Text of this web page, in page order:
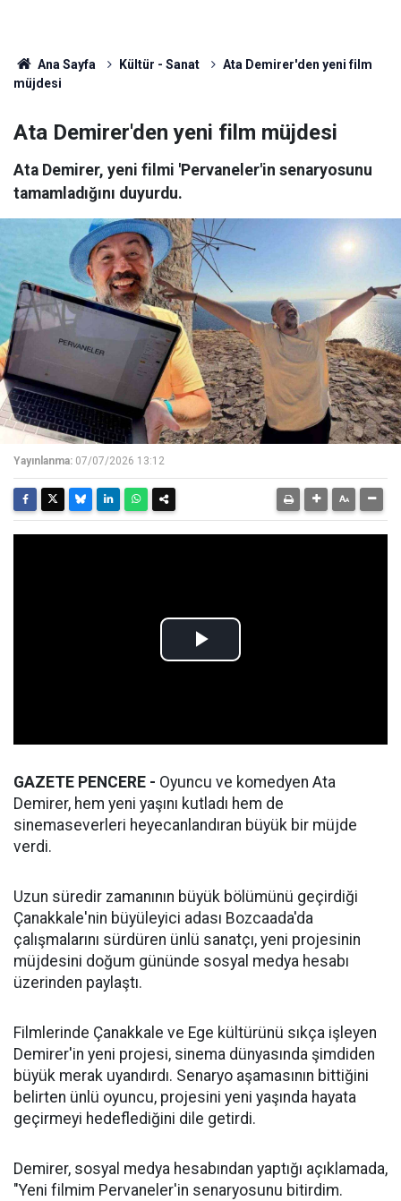
Ana Sayfa Kültür - Sanat
Ata Demirer'den yeni film
müjdesi
Ata Demirer'den yeni film müjdesi
Ata Demirer, yeni filmi 'Pervaneler'in senaryosunu
tamamladığını duyurdu.
Yayınlanma: 07/07/2026 13:12
GAZETE PENCERE - Oyuncu ve komedyen Ata
Demirer, hem yeni yaşını kutladı hem de
sinemaseverleri heyecanlandıran büyük bir müjde
verdi.
Uzun süredir zamanının büyük bölümünü geçirdiği
Çanakkale'nin büyüleyici adası Bozcaada'da
çalışmalarını sürdüren ünlü sanatçı, yeni projesinin
müjdesini doğum gününde sosyal medya hesabı
üzerinden paylaştı.
Filmlerinde Çanakkale ve Ege kültürünü sıkça işleyen
Demirer'in yeni projesi, sinema dünyasında şimdiden
büyük merak uyandırdı. Senaryo aşamasının bittiğini
belirten ünlü oyuncu, projesini yeni yaşında hayata
geçirmeyi hedeflediğini dile getirdi.
Demirer, sosyal medya hesabından yaptığı açıklamada,
"Yeni filmim Pervaneler'in senaryosunu bitirdim.